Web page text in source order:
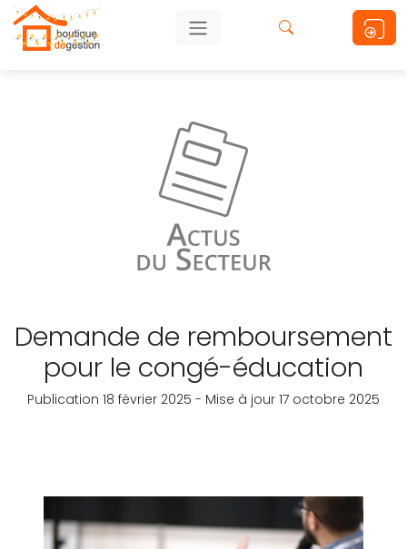
Demande de remboursement
pour le congé-éducation
Publication 18 février 2025 - Mise à jour 17 octobre 2025